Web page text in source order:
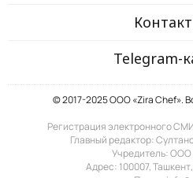
Telegram-
© 2017-2025 ООО «Zira Chef».
Регистрация электронного
Главный редактор:
Учредитель: ООО
Адрес: 100007,